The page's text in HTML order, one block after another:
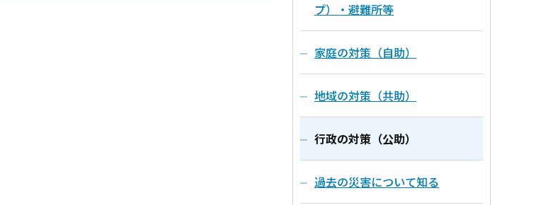
プ）・避難所等
家庭の対策（自助）
地域の対策（共助）
行政の対策（公助）
過去の災害について知る